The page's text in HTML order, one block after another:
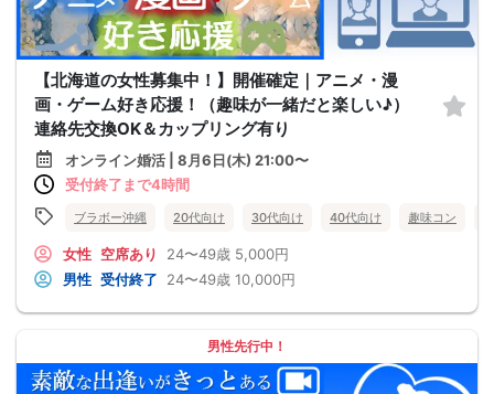
【北海道の女性募集中！】開催確定｜アニメ・漫
画・ゲーム好き応援！（趣味が一緒だと楽しい♪）
連絡先交換OK＆カップリング有り
オンライン婚活 | 8月6日(木) 21:00〜
受付終了まで4時間
ブラボー沖縄 20代向け 30代向け 40代向け 趣味コン
女性 空席あり 24〜49歳 5,000円
男性 受付終了 24〜49歳 10,000円
男性先行中！